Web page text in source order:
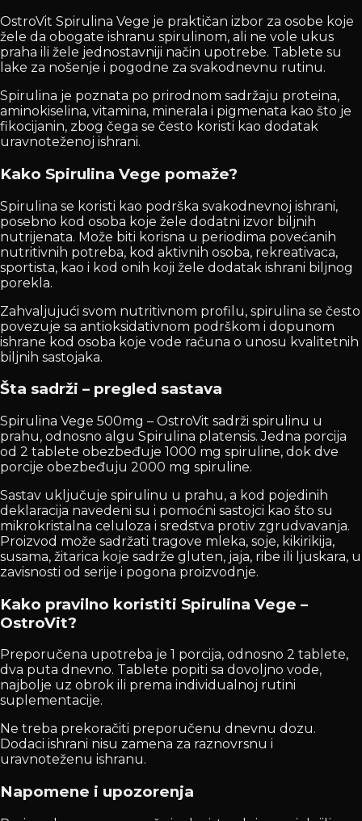
OstroVit Spirulina Vege je praktičan izbor za osobe koje
žele da obogate ishranu spirulinom, ali ne vole ukus
praha ili žele jednostavniji način upotrebe. Tablete su
lake za nošenje i pogodne za svakodnevnu rutinu.
Spirulina je poznata po prirodnom sadržaju proteina,
aminokiselina, vitamina, minerala i pigmenata kao što je
fikocijanin, zbog čega se često koristi kao dodatak
uravnoteženoj ishrani.
Kako Spirulina Vege pomaže?
Spirulina se koristi kao podrška svakodnevnoj ishrani,
posebno kod osoba koje žele dodatni izvor biljnih
nutrijenata. Može biti korisna u periodima povećanih
nutritivnih potreba, kod aktivnih osoba, rekreativaca,
sportista, kao i kod onih koji žele dodatak ishrani biljnog
porekla.
Zahvaljujući svom nutritivnom profilu, spirulina se često
povezuje sa antioksidativnom podrškom i dopunom
ishrane kod osoba koje vode računa o unosu kvalitetnih
biljnih sastojaka.
Šta sadrži – pregled sastava
Spirulina Vege 500mg – OstroVit sadrži spirulinu u
prahu, odnosno algu Spirulina platensis. Jedna porcija
od 2 tablete obezbeđuje 1000 mg spiruline, dok dve
porcije obezbeđuju 2000 mg spiruline.
Sastav uključuje spirulinu u prahu, a kod pojedinih
deklaracija navedeni su i pomoćni sastojci kao što su
mikrokristalna celuloza i sredstva protiv zgrudvavanja.
Proizvod može sadržati tragove mleka, soje, kikirikija,
susama, žitarica koje sadrže gluten, jaja, ribe ili ljuskara, u
zavisnosti od serije i pogona proizvodnje.
Kako pravilno koristiti Spirulina Vege –
OstroVit?
Preporučena upotreba je 1 porcija, odnosno 2 tablete,
dva puta dnevno. Tablete popiti sa dovoljno vode,
najbolje uz obrok ili prema individualnoj rutini
suplementacije.
Ne treba prekoračiti preporučenu dnevnu dozu.
Dodaci ishrani nisu zamena za raznovrsnu i
uravnoteženu ishranu.
Napomene i upozorenja